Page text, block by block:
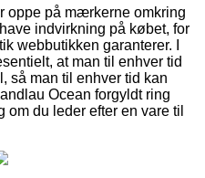
oppe på mærkerne omkring
indvirkning på købet, for
webbutikken garanterer. I
at man til enhver tid
så man til enhver tid kan
Ocean forgyldt ring
du leder efter en vare til